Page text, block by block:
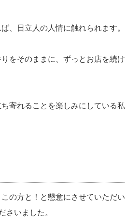
、日立人の人情に触れられます。
をそのままに、ずっとお店を続
寄れることを楽しみにしている
の方と！と懇意にさせていただ
さいました。